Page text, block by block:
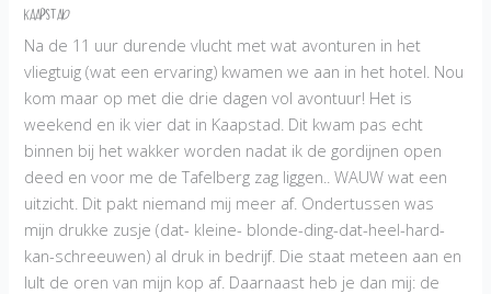
Kaapstad
Na de 11 uur durende vlucht met wat avonturen in het
vliegtuig (wat een ervaring) kwamen we aan in het hotel. Nou
kom maar op met die drie dagen vol avontuur! Het is
weekend en ik vier dat in Kaapstad. Dit kwam pas echt
binnen bij het wakker worden nadat ik de gordijnen open
deed en voor me de Tafelberg zag liggen.. WAUW wat een
uitzicht. Dit pakt niemand mij meer af. Ondertussen was
mijn drukke zusje (dat- kleine- blonde-ding-dat-heel-hard-
kan-schreeuwen) al druk in bedrijf. Die staat meteen aan en
lult de oren van mijn kop af. Daarnaast heb je dan mij: de